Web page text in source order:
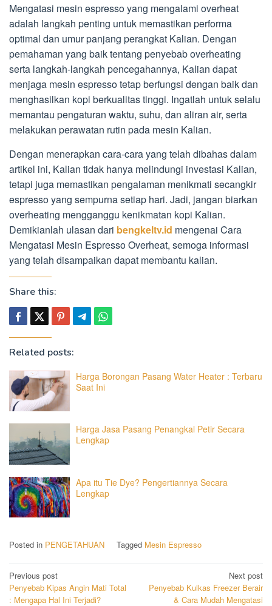
Mengatasi mesin espresso yang mengalami overheat
adalah langkah penting untuk memastikan performa
optimal dan umur panjang perangkat Kalian. Dengan
pemahaman yang baik tentang penyebab overheating
serta langkah-langkah pencegahannya, Kalian dapat
menjaga mesin espresso tetap berfungsi dengan baik dan
menghasilkan kopi berkualitas tinggi. Ingatlah untuk selalu
memantau pengaturan waktu, suhu, dan aliran air, serta
melakukan perawatan rutin pada mesin Kalian.
Dengan menerapkan cara-cara yang telah dibahas dalam
artikel ini, Kalian tidak hanya melindungi investasi Kalian,
tetapi juga memastikan pengalaman menikmati secangkir
espresso yang sempurna setiap hari. Jadi, jangan biarkan
overheating mengganggu kenikmatan kopi Kalian.
Demikianlah ulasan dari bengkeltv.id mengenai Cara
Mengatasi Mesin Espresso Overheat, semoga informasi
yang telah disampaikan dapat membantu kalian.
Share this:
Related posts:
Harga Borongan Pasang Water Heater : Terbaru
Saat Ini
Harga Jasa Pasang Penangkal Petir Secara
Lengkap
Apa itu Tie Dye? Pengertiannya Secara
Lengkap
Posted in PENGETAHUAN Tagged Mesin Espresso
Post
navigation
Previous post
Penyebab Kipas Angin Mati Total
: Mengapa Hal Ini Terjadi?
Next post
Penyebab Kulkas Freezer Berair
& Cara Mudah Mengatasi